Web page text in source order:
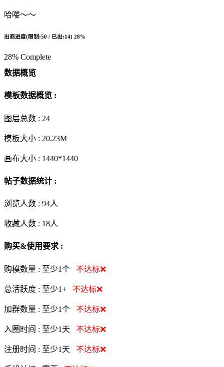
哈喽～～
出商进度(限制:50 / 已出:14) 28%
28% Complete
数据概览
模板数据概览 :
图层总数 : 24
模板大小 : 20.23M
画布大小 : 1440*1440
帖子数据统计 :
浏览人数 : 94人
收藏人数 : 18人
购买&使用要求 :
购模数量 : 至少1个 不达标❌
总活跃度 : 至少1+ 不达标❌
加群数量 : 至少1个 不达标❌
入圈时间 : 至少1天 不达标❌
注册时间 : 至少1天 不达标❌